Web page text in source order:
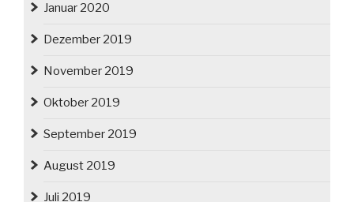
Januar 2020
Dezember 2019
November 2019
Oktober 2019
September 2019
August 2019
Juli 2019